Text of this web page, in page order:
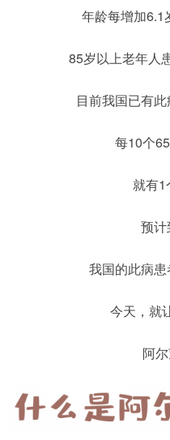
年龄每增加6.1
85岁以上老年人
目前我国已有
每10个
就有1
预
我国的此病
今天，
阿